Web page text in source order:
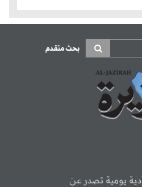
بحث متقدم
يومية تصدر عن